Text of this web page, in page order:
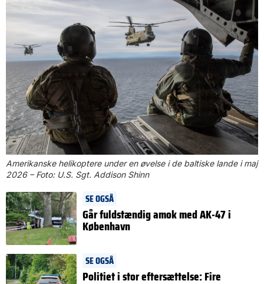
Amerikanske helikoptere under en øvelse i de baltiske lande i maj
2026 – Foto: U.S. Sgt. Addison Shinn
SE OGSÅ
Går fuldstændig amok med AK-47 i
København
SE OGSÅ
Politiet i stor eftersættelse: Fire